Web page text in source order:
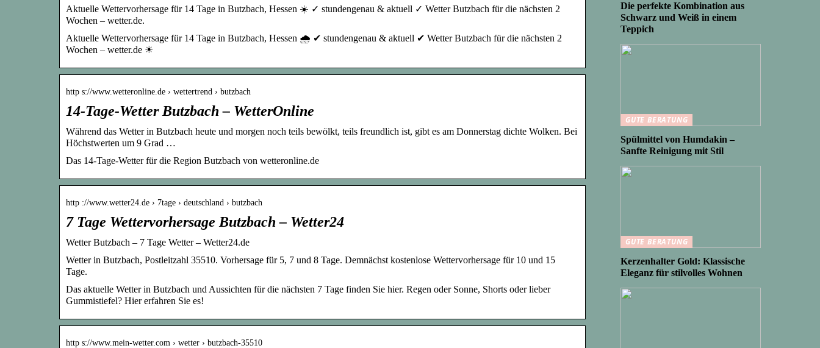
Aktuelle Wettervorhersage für 14 Tage in Butzbach, Hessen ☀️ ✓ stundengenau & aktuell ✓ Wetter Butzbach für die nächsten 2
Wochen – wetter.de.
Aktuelle Wettervorhersage für 14 Tage in Butzbach, Hessen 🌧️ ✔ stundengenau & aktuell ✔ Wetter Butzbach für die nächsten 2
Wochen – wetter.de ☀
http s://www.wetteronline.de › wettertrend › butzbach
14-Tage-Wetter Butzbach – WetterOnline
Während das Wetter in Butzbach heute und morgen noch teils bewölkt, teils freundlich ist, gibt es am Donnerstag dichte Wolken. Bei
Höchstwerten um 9 Grad …
Das 14-Tage-Wetter für die Region Butzbach von wetteronline.de
http ://www.wetter24.de › 7tage › deutschland › butzbach
7 Tage Wettervorhersage Butzbach – Wetter24
Wetter Butzbach – 7 Tage Wetter – Wetter24.de
Wetter in Butzbach, Postleitzahl 35510. Vorhersage für 5, 7 und 8 Tage. Demnächst kostenlose Wettervorhersage für 10 und 15
Tage.
Das aktuelle Wetter in Butzbach und Aussichten für die nächsten 7 Tage finden Sie hier. Regen oder Sonne, Shorts oder lieber
Gummistiefel? Hier erfahren Sie es!
http s://www.mein-wetter.com › wetter › butzbach-35510
Die perfekte Kombination aus
Schwarz und Weiß in einem
Teppich
GUTE BERATUNG
Spülmittel von Humdakin –
Sanfte Reinigung mit Stil
GUTE BERATUNG
Kerzenhalter Gold: Klassische
Eleganz für stilvolles Wohnen